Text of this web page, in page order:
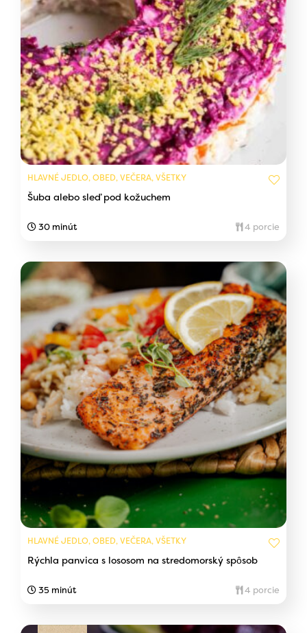
HLAVNÉ JEDLO, OBED, VEČERA, VŠETKY
Šuba alebo sleď pod kožuchem
30 minút 4 porcie
HLAVNÉ JEDLO, OBED, VEČERA, VŠETKY
Rýchla panvica s lososom na stredomorský spôsob
35 minút 4 porcie